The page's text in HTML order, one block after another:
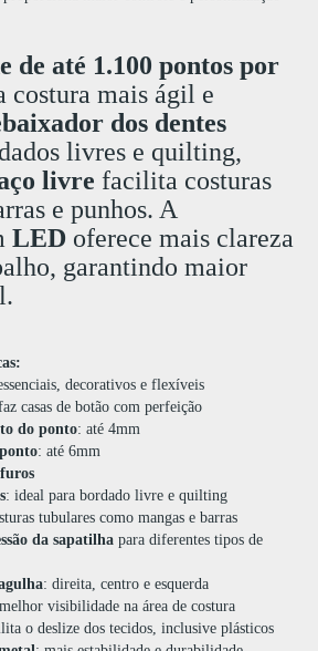
de até 1.100 pontos por
costura mais ágil e
dos dentes
livres e quilting,
livre facilita costuras
e punhos. A
LED oferece mais clareza
garantindo maior
decorativos e flexíveis
casas de botão com perfeição
do ponto: até 4mm
: até 6mm
: ideal para bordado livre e quilting
tubulares como mangas e barras
da sapatilha para diferentes tipos de
: direita, centro e esquerda
visibilidade na área de costura
o deslize dos tecidos, inclusive plásticos